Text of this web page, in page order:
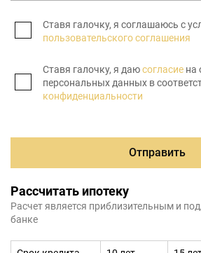
Ставя галочку, я соглашаюсь с
пользовательского соглашения
Ставя галочку, я даюсогласие на
персональных данных в
конфиденциальности
Отправить
Рассчитать ипотеку
Расчет является приблизительным и
банке